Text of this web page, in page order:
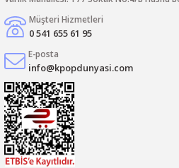
Müşteri Hizmetleri
0 541 655 61 95
E-posta
info@kpopdunyasi.com